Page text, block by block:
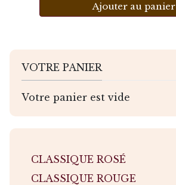
Ajouter au panier
VOTRE PANIER
Votre panier est vide
CLASSIQUE ROSÉ
CLASSIQUE ROUGE